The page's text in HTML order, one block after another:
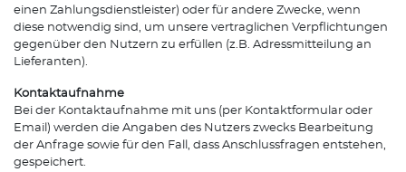
einen Zahlungsdienstleister) oder für andere Zwecke, wenn
diese notwendig sind, um unsere vertraglichen Verpflichtungen
gegenüber den Nutzern zu erfüllen (z.B. Adressmitteilung an
Lieferanten).
Kontaktaufnahme
Bei der Kontaktaufnahme mit uns (per Kontaktformular oder
Email) werden die Angaben des Nutzers zwecks Bearbeitung
der Anfrage sowie für den Fall, dass Anschlussfragen entstehen,
gespeichert.